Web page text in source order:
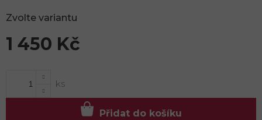
1 450 Kč
Zvolte variantu
Přidat do košíku